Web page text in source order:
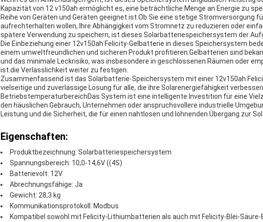
Kapazität von 12 v150ah ermöglicht es, eine beträchtliche Menge an Energie zu
Reihe von Geräten und Geräten geeignet ist.Ob Sie eine stetige Stromversorgung
aufrechterhalten wollen, Ihre Abhängigkeit vom Stromnetz zu reduzieren oder
spätere Verwendung zu speichern, ist dieses Solarbatteriespeichersystem der
Die Einbeziehung einer 12v150ah Felicity-Gelbatterie in dieses Speichersystem
einem umweltfreundlichen und sicheren Produkt profitieren.Gelbatterien sind
und das minimale Leckrisiko, was insbesondere in geschlossenen Räumen oder
ist.die Verlässlichkeit weiter zu festigen.
Zusammenfassend ist das Solarbatterie-Speichersystem mit einer 12v150ah
vielseitige und zuverlässige Lösung für alle, die ihre Solarenergiefähigkeit
BetriebstemperaturbereichDas System ist eine intelligente Investition für eine
den häuslichen Gebrauch, Unternehmen oder anspruchsvollere industrielle
Leistung und die Sicherheit, die für einen nahtlosen und lohnenden Übergang zur
Eigenschaften:
Produktbezeichnung: Solarbatteriespeichersystem
Spannungsbereich: 10,0-14,6V ((4S)
Batterievolt: 12V
Abrechnungsfähige: Ja
Gewicht: 28,3 kg
Kommunikationsprotokoll: Modbus
Kompatibel sowohl mit Felicity-Lithiumbatterien als auch mit Felicity-Blei-